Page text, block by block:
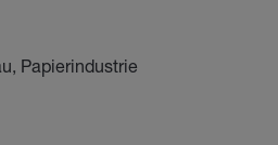
Papierindustrie